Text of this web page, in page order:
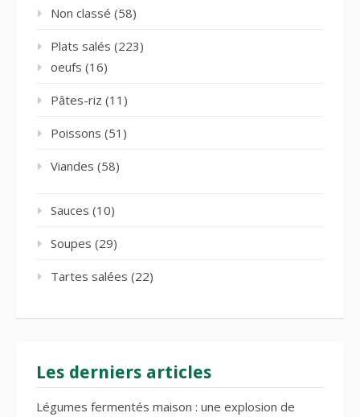
Non classé (58)
Plats salés (223)
oeufs (16)
Pâtes-riz (11)
Poissons (51)
Viandes (58)
Sauces (10)
Soupes (29)
Tartes salées (22)
Les derniers articles
Légumes fermentés maison : une explosion de